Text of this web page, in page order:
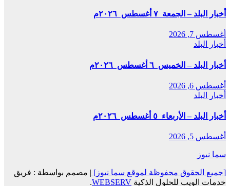
أخبار البلد – الجمعة ٧ أغسطس ٢٠٢٦م
أغسطس 7, 2026
أخبار البلد
أخبار البلد – الخميس ٦ أغسطس ٢٠٢٦م
أغسطس 6, 2026
أخبار البلد
أخبار البلد – الأربعاء ٥ أغسطس ٢٠٢٦م
أغسطس 5, 2026
سما نيوز
[جميع الحقوق محفوظة لموقع سما نيوز]
مصمم بواسطة : فريق
خدمات الويب للحلول الذكية WEBSERV
.